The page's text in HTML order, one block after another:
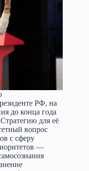
РФ, на
до конца года
для её
вопрос
с сферу
—